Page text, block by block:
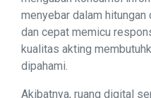
menyebar dalam
dan cepat memicu
kualitas akting
dipahami.
Akibatnya, ruang digital